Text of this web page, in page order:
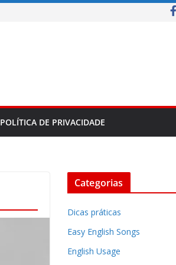
POLÍTICA DE PRIVACIDADE
Categorias
Dicas práticas
Easy English Songs
English Usage